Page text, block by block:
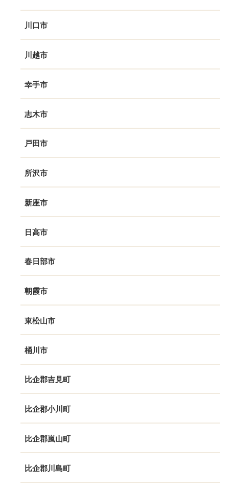
川口市
川越市
幸手市
志木市
戸田市
所沢市
新座市
日高市
春日部市
朝霞市
東松山市
桶川市
比企郡吉見町
比企郡小川町
比企郡嵐山町
比企郡川島町